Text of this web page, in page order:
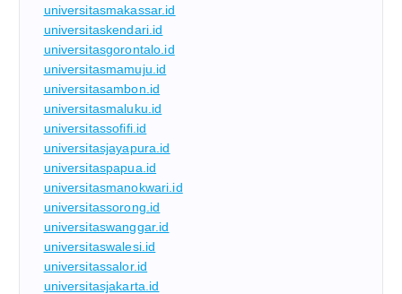
universitasmakassar.id
universitaskendari.id
universitasgorontalo.id
universitasmamuju.id
universitasambon.id
universitasmaluku.id
universitassofifi.id
universitasjayapura.id
universitaspapua.id
universitasmanokwari.id
universitassorong.id
universitaswanggar.id
universitaswalesi.id
universitassalor.id
universitasjakarta.id